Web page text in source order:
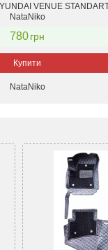
VENUE
NataNiko
780грн
Купити
NataNiko